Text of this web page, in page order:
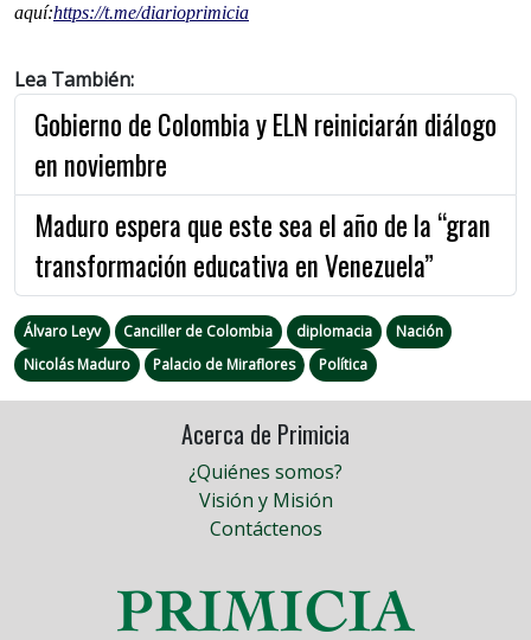
aquí:https://t.me/diarioprimicia
Lea También:
Gobierno de Colombia y ELN reiniciarán diálogo
en noviembre
Maduro espera que este sea el año de la “gran
transformación educativa en Venezuela”
Álvaro Leyv Canciller de Colombia diplomacia
Nación
Nicolás Maduro
Palacio de Miraflores Política
Acerca de Primicia
¿Quiénes somos?
Visión y Misión
Contáctenos